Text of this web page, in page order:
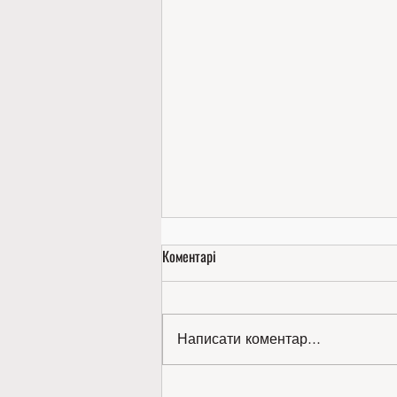
Коментарі
Написати коментар...